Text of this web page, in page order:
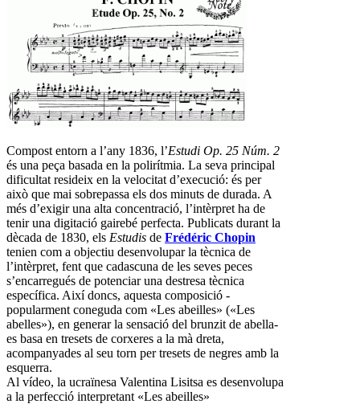
Compost entorn a l’any 1836, l’Estudi Op. 25 Núm. 2
és una peça basada en la polirítmia. La seva principal
dificultat resideix en la velocitat d’execució: és per
això que mai sobrepassa els dos minuts de durada. A
més d’exigir una alta concentració, l’intèrpret ha de
tenir una digitació gairebé perfecta. Publicats durant la
dècada de 1830, els Estudis de Frédéric Chopin
tenien com a objectiu desenvolupar la tècnica de
l’intèrpret, fent que cadascuna de les seves peces
s’encarregués de potenciar una destresa tècnica
específica. Així doncs, aquesta composició -
popularment coneguda com «Les abeilles» («Les
abelles»), en generar la sensació del brunzit de abella-
es basa en tresets de corxeres a la mà dreta,
acompanyades al seu torn per tresets de negres amb la
esquerra.
Al vídeo, la ucraïnesa Valentina Lisitsa es desenvolupa
a la perfecció interpretant «Les abeilles»